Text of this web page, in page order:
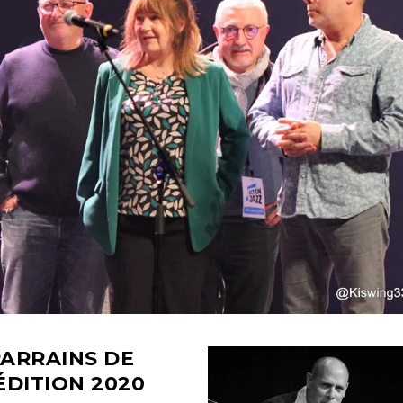
DE
2020